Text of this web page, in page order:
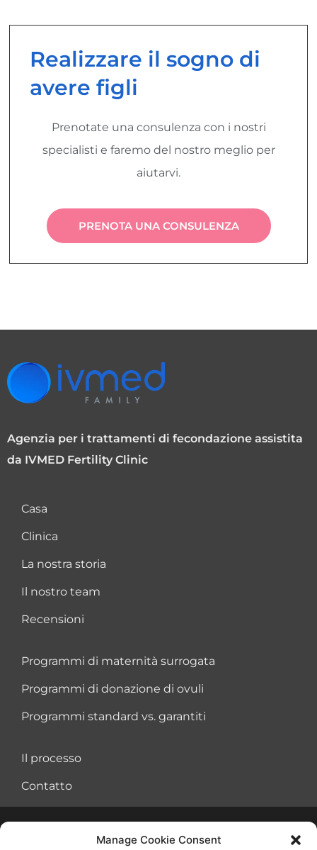
Manage Cookie Consent
Realizzare il sogno di
avere figli
Prenotate una consulenza con i nostri
specialisti e faremo del nostro meglio per
aiutarvi.
PRENOTA UNA CONSULENZA
Agenzia per i trattamenti di fecondazione assistita
da IVMED Fertility Clinic
Casa
Clinica
La nostra storia
Il nostro team
Recensioni
Programmi di maternità surrogata
Programmi di donazione di ovuli
Programmi standard vs. garantiti
Il processo
Contatto
Accordo sulle condizioni di utilizzo